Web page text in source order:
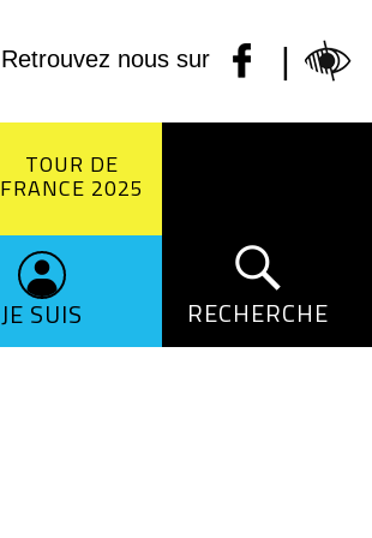
Retrouvez nous sur |
TOUR DE
FRANCE 2025
JE SUIS RECHERCHE